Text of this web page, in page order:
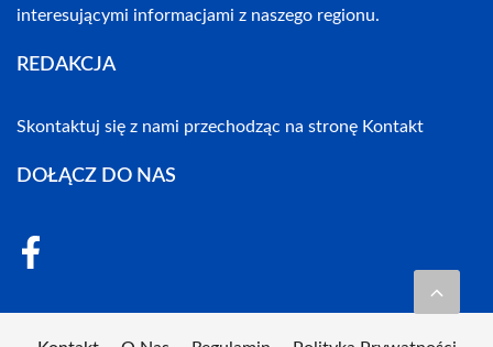
interesującymi informacjami z naszego regionu.
REDAKCJA
Skontaktuj się z nami przechodząc na stronę Kontakt
DOŁĄCZ DO NAS